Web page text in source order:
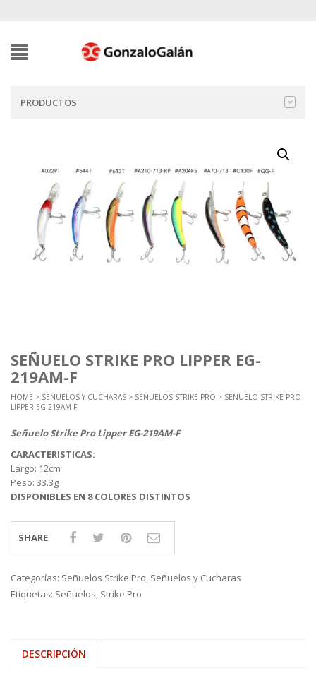
PRODUCTOS
SEÑUELO STRIKE PRO LIPPER EG-
219AM-F
HOME > SEÑUELOS Y CUCHARAS > SEÑUELOS STRIKE PRO > SEÑUELO STRIKE PRO
LIPPER EG-219AM-F
Señuelo Strike Pro Lipper EG-219AM-F
CARACTERISTICAS:
Largo: 12cm
Peso: 33.3g
DISPONIBLES EN 8 COLORES DISTINTOS
SHARE
Categorías: Señuelos Strike Pro, Señuelos y Cucharas
Etiquetas: Señuelos, Strike Pro
DESCRIPCIÓN